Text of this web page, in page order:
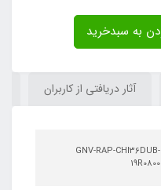
آثار دریافتی از کاربران
GNV-RAP-CHI36DUB-
19R0800